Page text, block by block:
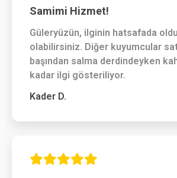
Samimi Hizmet!
Güleryüzün, ilginin hatsafada
olabilirsiniz. Diğer kuyumcular
başından salma derdindeyken
kadar ilgi gösteriliyor.
Kader D.